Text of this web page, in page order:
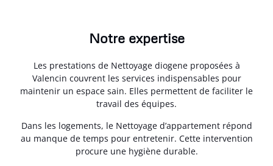
Notre expertise
Les prestations de Nettoyage diogene proposées à
Valencin couvrent les services indispensables pour
maintenir un espace sain. Elles permettent de faciliter le
travail des équipes.
Dans les logements, le Nettoyage d’appartement répond
au manque de temps pour entretenir. Cette intervention
procure une hygiène durable.